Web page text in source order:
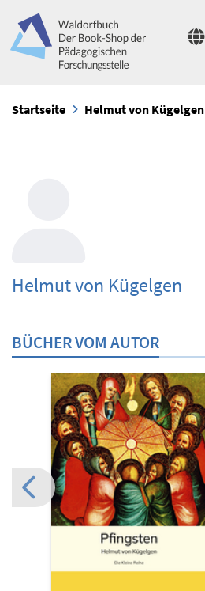
Startseite Helmut von Kügelgen
Helmut von Kügelgen
BÜCHER VOM AUTOR